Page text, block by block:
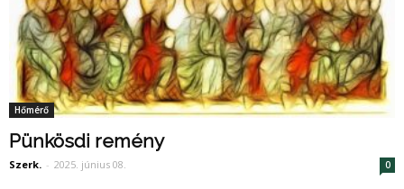
Hőmérő
Pünkösdi remény
Szerk. - 2025. június 08. 0